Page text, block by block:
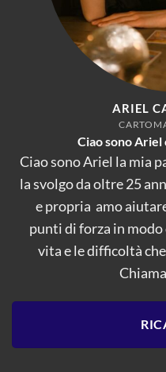
ARIEL
Ciao sono
Ciao sono Ariel la mia
la svolgo da oltre 25
e propria amo
punti di forza in
vita e le difficoltà